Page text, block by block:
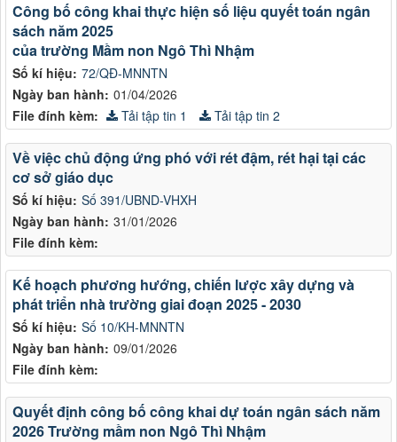
Số kí hiệu: 72/QĐ-MNNTN
Ngày ban hành: 01/04/2026
Công bố công khai thực hiện số liệu quyết toán ngân
sách năm 2025
của trường Mầm non Ngô Thì Nhậm
File đính kèm: Tải tập tin 1 Tải tập tin 2
Số kí hiệu: Số 391/UBND-VHXH
Ngày ban hành: 31/01/2026
Về việc chủ động ứng phó với rét đậm, rét hại tại các
cơ sở giáo dục
File đính kèm:
Số kí hiệu: Số 10/KH-MNNTN
Ngày ban hành: 09/01/2026
Kế hoạch phương hướng, chiến lược xây dựng và
phát triển nhà trường giai đoạn 2025 - 2030
File đính kèm:
Quyết định công bố công khai dự toán ngân sách năm
2026 Trường mầm non Ngô Thì Nhậm